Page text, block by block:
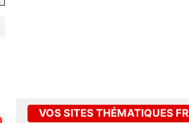
VOS SITES THÉMATIQUES